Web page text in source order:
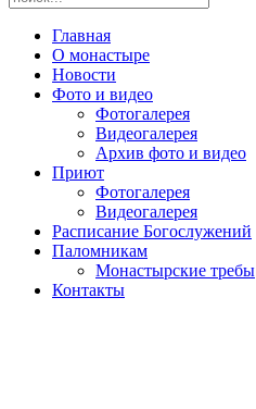
Главная
О монастыре
Новости
Фото и видео
Фотогалерея
Видеогалерея
Архив фото и видео
Приют
Фотогалерея
Видеогалерея
Расписание Богослужений
Паломникам
Монастырские требы
Контакты